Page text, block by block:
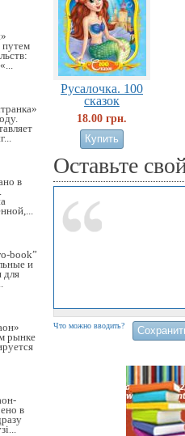
путем
в
book”
и
для
рынке
в
Русалочка. 100
сказок
18.00 грн.
Оставьте
Что можно вводить?